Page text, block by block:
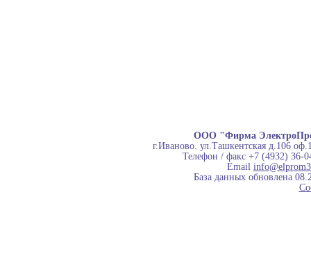
ООО "Фирма
г.Иваново. ул.Ташкентская д.106
Телефон / факс +7 (4932) 36-
Email
База данных обновлена